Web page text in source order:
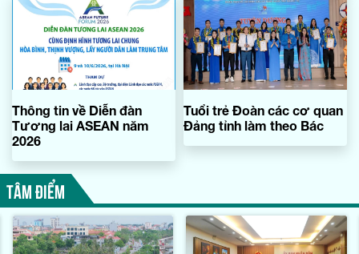
Thông tin về Diễn đàn
Tương lai ASEAN năm
2026
Tuổi trẻ Đoàn các cơ quan
Đảng tỉnh làm theo Bác
TÂM ĐIỂM